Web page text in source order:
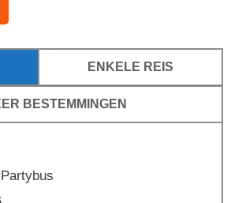
ENKELE REIS
BESTEMMINGEN
Partybus